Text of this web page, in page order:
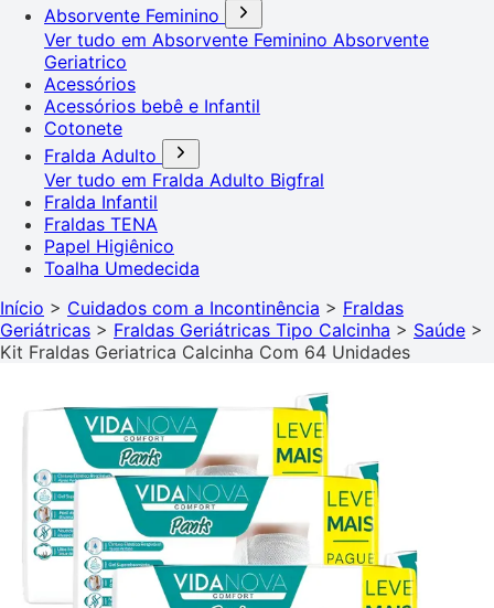
Absorvente Feminino
Ver tudo em Absorvente Feminino Absorvente
Geriatrico
Acessórios
Acessórios bebê e Infantil
Cotonete
Fralda Adulto
Ver tudo em Fralda Adulto Bigfral
Fralda Infantil
Fraldas TENA
Papel Higiênico
Toalha Umedecida
Início > Cuidados com a Incontinência > Fraldas
Geriátricas > Fraldas Geriátricas Tipo Calcinha > Saúde >
Kit Fraldas Geriatrica Calcinha Com 64 Unidades